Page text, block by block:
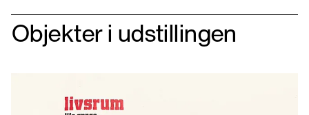
Objekter i udstillingen